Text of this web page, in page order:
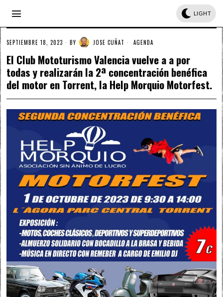
LIGHT
SEPTIEMBRE 18, 2023 BY JOSE CUÑAT AGENDA
El Club Mototurismo Valencia vuelve a a por
todas y realizarán la 2ª concentración benéfica
del motor en Torrent, la Help Morquio Motorfest.